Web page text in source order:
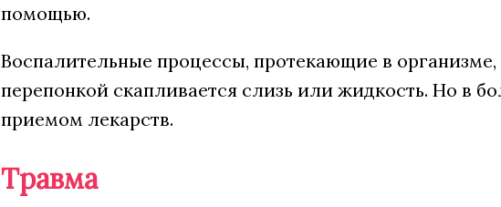
помощью.
Воспалительные процессы, протекающие в организме,
перепонкой скапливается слизь или жидкость. Но в
приемом лекарств.
Травма